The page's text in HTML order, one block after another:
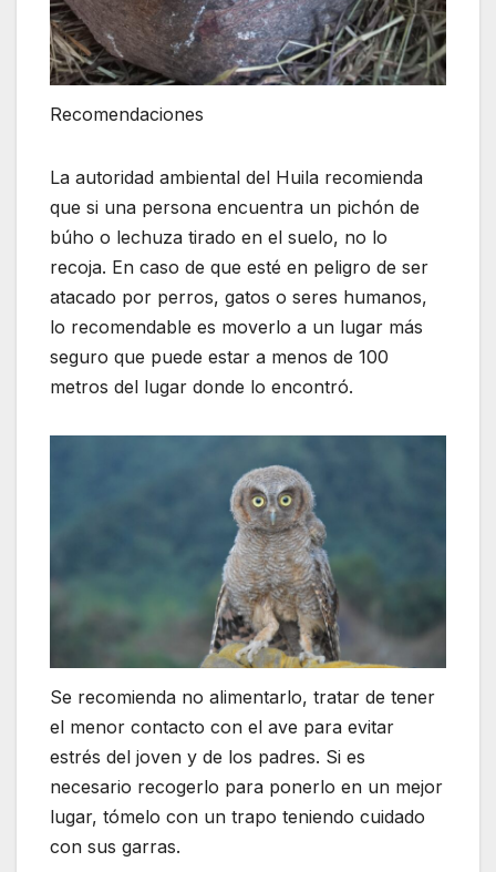
Recomendaciones
La autoridad ambiental del Huila recomienda
que si una persona encuentra un pichón de
búho o lechuza tirado en el suelo, no lo
recoja. En caso de que esté en peligro de ser
atacado por perros, gatos o seres humanos,
lo recomendable es moverlo a un lugar más
seguro que puede estar a menos de 100
metros del lugar donde lo encontró.
Se recomienda no alimentarlo, tratar de tener
el menor contacto con el ave para evitar
estrés del joven y de los padres. Si es
necesario recogerlo para ponerlo en un mejor
lugar, tómelo con un trapo teniendo cuidado
con sus garras.